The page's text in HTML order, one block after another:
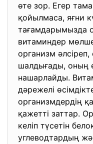
өте зор. Егер
қойылмаса, яғни
тағамдарымызда
витаминдер
организм әлсіреп,
шалдығады, оның
нашарлайды.
дәрежелі
организмдердің
қажетті заттар.
келіп түсетін
углеводтардың